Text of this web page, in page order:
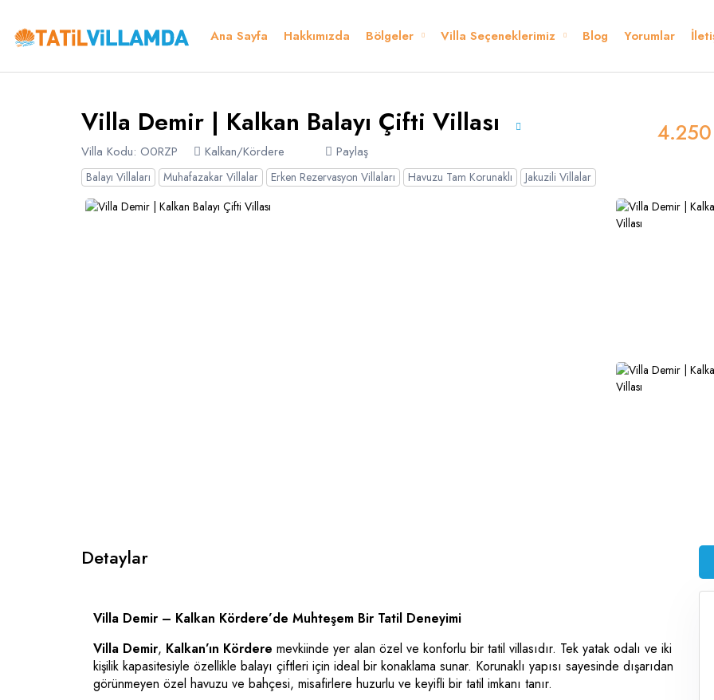
Ana Sayfa Hakkımızda Bölgeler Villa Seçeneklerimiz Blog Yorumlar
Villa Demir | Kalkan Balayı Çifti Villası
Villa Kodu: O0RZP Kalkan/Kördere Paylaş
Teşekkür Ederiz
Balayı Villaları Muhafazakar Villalar Erken Rezervasyon Villaları Havuzu Tam Korunaklı Jakuzili Villalar
Detaylar Fiyatlar Müsaitlik Takvimi Kurallar ve Şartlar Konum Yorumlar
Detaylar
Villa Demir – Kalkan Kördere’de Muhteşem Bir Tatil Deneyimi
Villa Demir, Kalkan’ın Kördere mevkiinde yer alan özel ve konforlu bir tatil villasıdır. Tek yatak odalı ve iki
kişilik kapasitesiyle özellikle balayı çiftleri için ideal bir konaklama sunar. Korunaklı yapısı sayesinde dışarıdan
görünmeyen özel havuzu ve bahçesi, misafirlere huzurlu ve keyifli bir tatil imkanı tanır.
Dil Seçiniz
Türkçe
Kur Seçiniz
TRY- TL GBP- £
Favorilerim
Müsaitlik Takvimi
Müsaitlik Takvimi